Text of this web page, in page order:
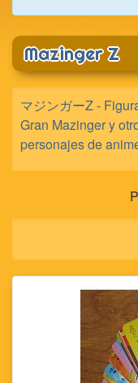
Mazinger Z
マジンガーZ -
Gran Mazinger y
personajes de